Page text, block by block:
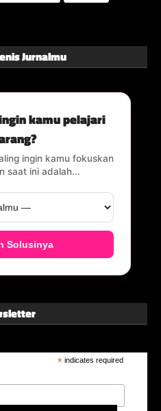
Jurnalmu
kamu pelajari
ingin kamu fokuskan
saat ini adalah...
Solusinya
* indicates required